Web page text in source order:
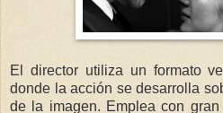
El director utiliza un formato
donde la acción se desarrolla
de la imagen. Emplea con